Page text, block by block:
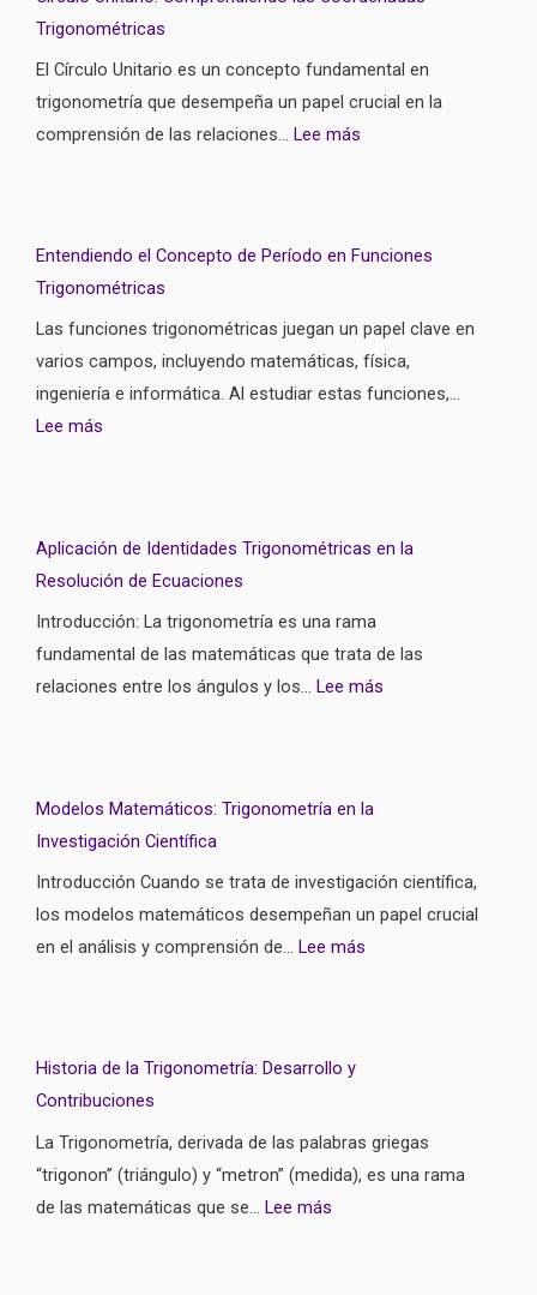
Trigonométricas
El Círculo Unitario es un concepto fundamental en
trigonometría que desempeña un papel crucial en la
comprensión de las relaciones… Lee más
Entendiendo el Concepto de Período en Funciones
Trigonométricas
Las funciones trigonométricas juegan un papel clave en
varios campos, incluyendo matemáticas, física,
ingeniería e informática. Al estudiar estas funciones,…
Lee más
Aplicación de Identidades Trigonométricas en la
Resolución de Ecuaciones
Introducción: La trigonometría es una rama
fundamental de las matemáticas que trata de las
relaciones entre los ángulos y los… Lee más
Modelos Matemáticos: Trigonometría en la
Investigación Científica
Introducción Cuando se trata de investigación científica,
los modelos matemáticos desempeñan un papel crucial
en el análisis y comprensión de… Lee más
Historia de la Trigonometría: Desarrollo y
Contribuciones
La Trigonometría, derivada de las palabras griegas
“trigonon” (triángulo) y “metron” (medida), es una rama
de las matemáticas que se… Lee más